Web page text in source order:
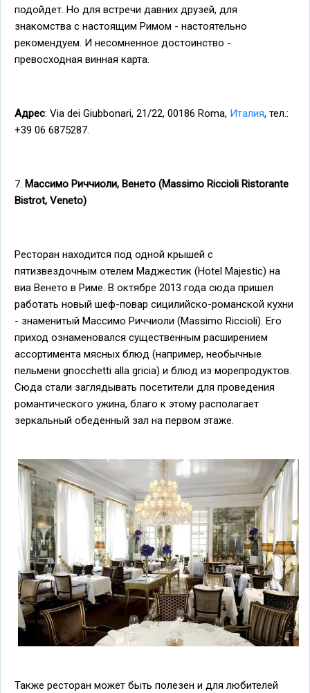
подойдет. Но для встречи давних друзей, для
знакомства с настоящим Римом - настоятельно
рекомендуем. И несомненное достоинство -
превосходная винная карта.
Адрес: Via dei Giubbonari, 21/22, 00186 Roma, Италия, тел.:
+39 06 6875287.
7. Массимо Риччиоли, Венето (Massimo Riccioli Ristorante
Bistrot, Veneto)
Ресторан находится под одной крышей с
пятизвездочным отелем Маджестик (Hotel Majestic) на
виа Венето в Риме. В октябре 2013 года сюда пришел
работать новый шеф-повар сицилийско-романской кухни
- знаменитый Массимо Риччиоли (Massimo Riccioli). Его
приход ознаменовался существенным расширением
ассортимента мясных блюд (например, необычные
пельмени gnocchetti alla gricia) и блюд из морепродуктов.
Сюда стали заглядывать посетители для проведения
романтического ужина, благо к этому располагает
зеркальный обеденный зал на первом этаже.
Также ресторан может быть полезен и для любителей